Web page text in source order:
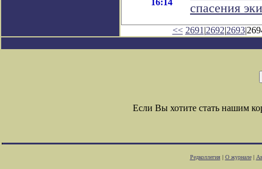
16:14
спасения
<< 2691 |2692|2693
Если Вы хотите стать нашим
Редколлегия| О журнале|